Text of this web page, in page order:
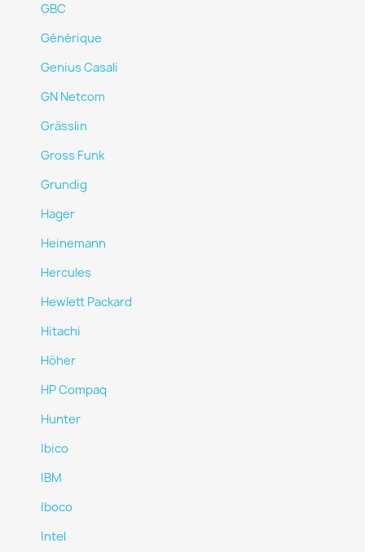
GBC
Générique
Genius Casali
GN Netcom
Grässlin
Gross Funk
Grundig
Hager
Heinemann
Hercules
Hewlett Packard
Hitachi
Höher
HP Compaq
Hunter
Ibico
IBM
Iboco
Intel